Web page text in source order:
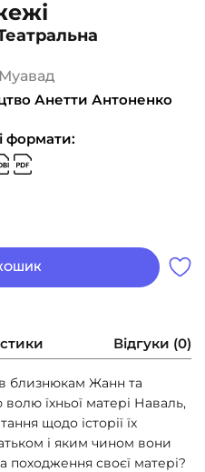
Анетти Антоненко
формати:
Відгуки (0)
близнюкам Жанн та
їхньої матері Наваль,
щодо історії їх
і яким чином вони
походження своєї матері?